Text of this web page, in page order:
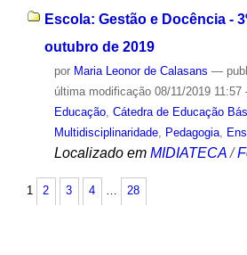
Escola: Gestão e Docência -
outubro de 2019
por Maria Leonor de Calasans —
última modificação08/11/2019 11:57
Educação, Cátedra de Educação
Multidisciplinaridade, Pedagogia,
Localizado em MIDIATECA /
1 2 3 4 … 28